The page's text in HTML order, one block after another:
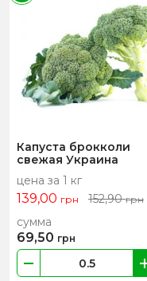
Капуста брокколи
свежая Украина
цена за 1 кг
139,00 грн 152,90грн
сумма
69,50 грн